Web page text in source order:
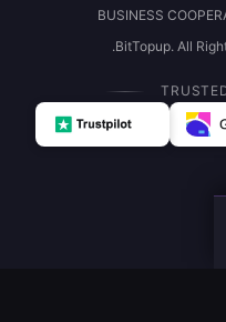
BUSINESS